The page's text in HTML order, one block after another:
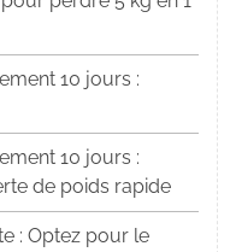
10 jours :
10 jours :
de poids rapide
: Optez pour le